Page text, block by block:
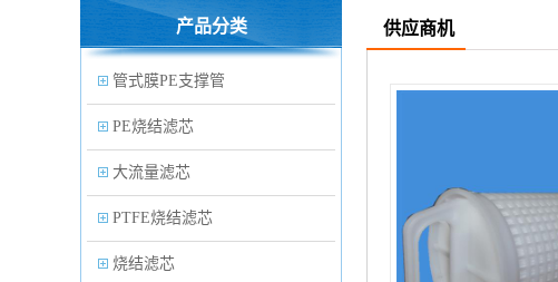
产品分类
管式膜PE支撑管
PE烧结滤芯
大流量滤芯
PTFE烧结滤芯
烧结滤芯
供应商机